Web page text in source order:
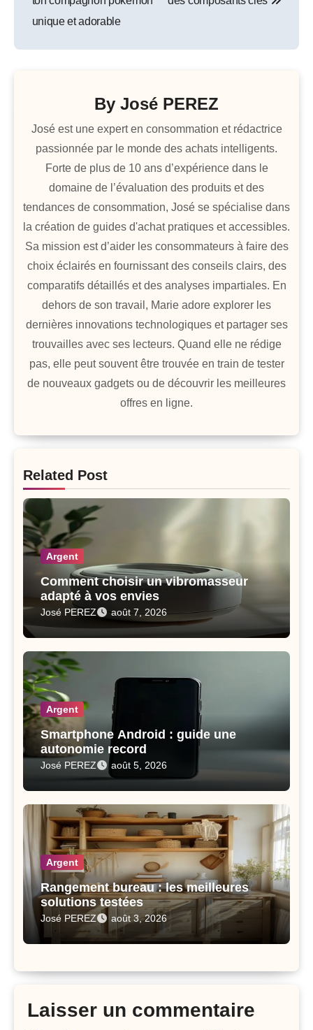
l’article
unique et adorable
By José PEREZ
José est une expert en consommation et rédactrice
passionnée par le monde des achats intelligents.
Forte de plus de 10 ans d’expérience dans le
domaine de l’évaluation des produits et des
tendances de consommation, José se spécialise dans
la création de guides d'achat pratiques et accessibles.
Sa mission est d’aider les consommateurs à faire des
choix éclairés en fournissant des conseils clairs, des
comparatifs détaillés et des analyses impartiales. En
dehors de son travail, Marie adore explorer les
dernières innovations technologiques et partager ses
trouvailles avec ses lecteurs. Quand elle ne rédige
pas, elle peut souvent être trouvée en train de tester
de nouveaux gadgets ou de découvrir les meilleures
offres en ligne.
Related Post
Argent
Comment choisir un vibromasseur
adapté à vos envies
José PEREZ août 7, 2026
Argent
Smartphone Android : guide une
autonomie record
José PEREZ août 5, 2026
Argent
Rangement bureau : les meilleures
solutions testées
José PEREZ août 3, 2026
Laisser un commentaire